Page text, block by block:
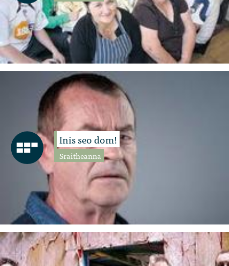
Inis seo dom!
Sraitheanna